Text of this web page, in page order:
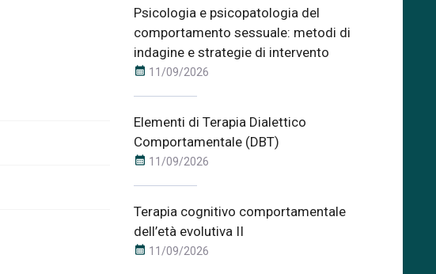
Psicologia e psicopatologia del
comportamento sessuale: metodi di
indagine e strategie di intervento
calendar_month 11/09/2026
Elementi di Terapia Dialettico
Comportamentale (DBT)
calendar_month 11/09/2026
Terapia cognitivo comportamentale
dell’età evolutiva II
calendar_month 11/09/2026